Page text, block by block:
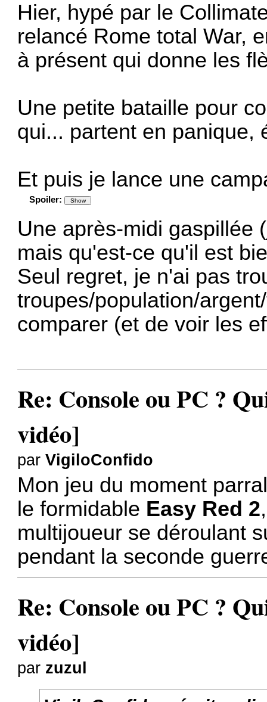
Hier, hypé par le
relancé Rome total War,
à présent qui donne les
Une petite bataille pour
qui... partent en panique,
Et puis je lance une
Spoiler:
Une après-midi gaspillée
mais qu'est-ce qu'il est
Seul regret, je n'ai pas
troupes/population/
comparer (et de voir les
Re: Console ou PC ?
vidéo]
parVigiloConfido
Mon jeu du moment
le formidable Easy Red 2
multijoueur se déroulant
pendant la seconde
Re: Console ou PC ?
vidéo]
par zuzul